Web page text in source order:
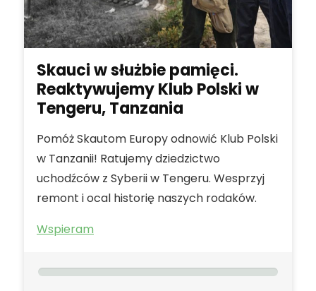
Skauci w służbie pamięci.
Reaktywujemy Klub Polski w
Tengeru, Tanzania
Pomóż Skautom Europy odnowić Klub Polski
w Tanzanii! Ratujemy dziedzictwo
uchodźców z Syberii w Tengeru. Wesprzyj
remont i ocal historię naszych rodaków.
Wspieram